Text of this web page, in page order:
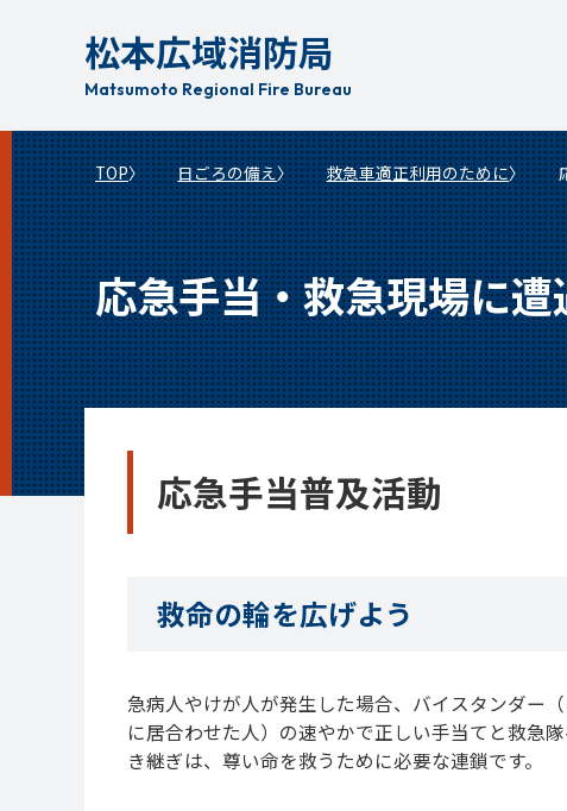
動
松本広域消防局
Matsumoto Regional Fire Bureau
TOP 日ごろの備え 救急車適正利用のために
応急手当・救急現場に
応急手当普及活動
救命の輪を広げよう
急病人やけが人が発生した場合、バイスタンダー
に居合わせた人）の速やかで正しい手当てと救急
き継ぎは、尊い命を救うために必要な連鎖です。